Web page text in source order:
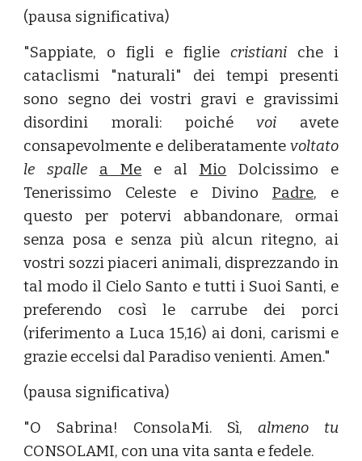
(pausa significativa)
"Sappiate, o figli e figlie cristianiche i
cataclismi "naturali" dei tempi presenti
sono segno dei vostri gravi e gravissimi
disordini morali: poichévoi avete
consapevolmente e deliberatamente voltato
le spalle a Me e al Mio Dolcissimo e
Tenerissimo Celeste e Divino Padre, e
questo per potervi abbandonare, ormai
senza posa e senza più alcun ritegno, ai
vostri sozzi piaceri animali, disprezzando in
tal modo il Cielo Santo e tutti i Suoi Santi, e
preferendo così le carrube dei porci
(riferimento a Luca 15,16) ai doni, carismi e
grazie eccelsi dal Paradiso venienti. Amen."
(pausa significativa)
"O Sabrina! ConsolaMi. Sì, almeno tu
CONSOLAMI, con una vita santa e fedele.